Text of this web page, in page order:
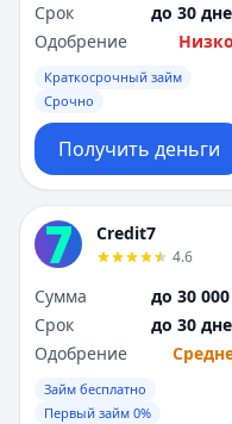
Срок
до 30
Одобрение
Краткосрочный займ
Срочно
Получить деньги
Credit7
4.6
Сумма
до 30
Срок
до 30
Одобрение
Займ бесплатно
Первый займ 0%